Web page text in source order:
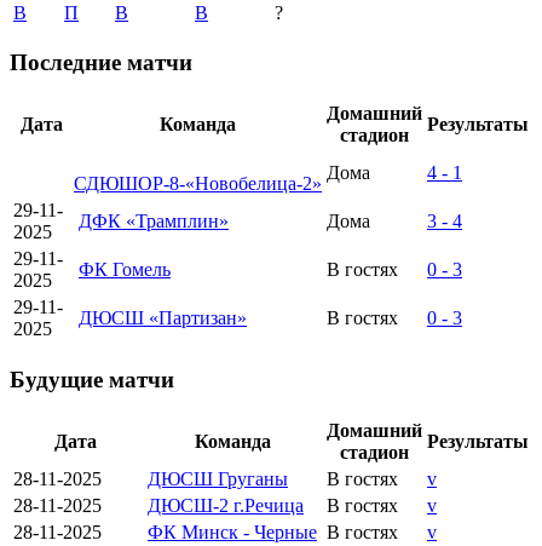
В
П В В ?
Последние матчи
Дата Команда
Домашний
стадион
Результаты
СДЮШОР-8-«Новобелица-2»
Дома
4 - 1
29-11-
2025
ДФК «Трамплин» Дома
3 - 4
29-11-
2025
ФК Гомель В гостях
0 - 3
29-11-
2025
ДЮСШ «Партизан» В гостях 0 - 3
Будущие матчи
Дата Команда
Домашний
стадион
Результаты
28-11-2025
ДЮСШ Груганы В гостях
v
28-11-2025
ДЮСШ-2 г.Речица В гостях
v
28-11-2025
ФК Минск - Черные В гостях v